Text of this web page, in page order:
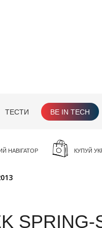
ТЕСТИ BE IN TECH
НАВІГАТОР КУПУЙ